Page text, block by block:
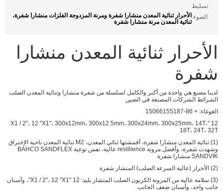
تسليط
الضوء:الأحرار ثنائية المعدن منشارا شفرة ومرنة المزدوجة الفلزات منشارا شفرة،
ثنائية المعدن مرنة منشارا شفرة
الأحرار ثنائية المعدن منشارا
شفرة
لدينا مصنع هي واحدة من أكبر والكامل لسلسلة من شفرة منشارا وثنائية المعدن الصلب
الشرائط الشركات المصنعة في الصين
الغوغاء: + 86-15066155187
12 "X1 / 2"، 12 "X1"، 300x12mm، 300x12.5mm، 300x24mm، 300x25mm، 14T،
18T، 24T، 32T
(1) ثنائية المعدن منشارا شفرة، أقمشتها ثنائي المعدن، M2 ثنائية المعدن ناحية الإختراق
وشهدت شفرة، وأفضل مرونة resillience عالية، نفس نوعية BAHCO SANDFLEX
SANDVIK منشارا شفرة
(2) الأحرار (عالية السرعة الصلب) المنشار شفرة
(3) سلامة عالية من المرونة الكربون الصلب المنشار بليد: 12 "X1 / 2"، 12 "X1"، وأسنان
جانب واحد، وأسنان ضعف الجانب